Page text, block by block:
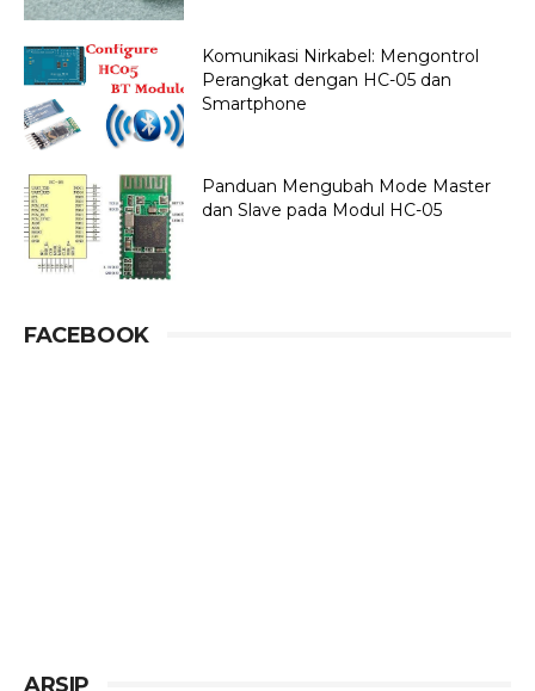
Komunikasi Nirkabel: Mengontrol
Perangkat dengan HC-05 dan
Smartphone
Panduan Mengubah Mode Master
dan Slave pada Modul HC-05
FACEBOOK
ARSIP